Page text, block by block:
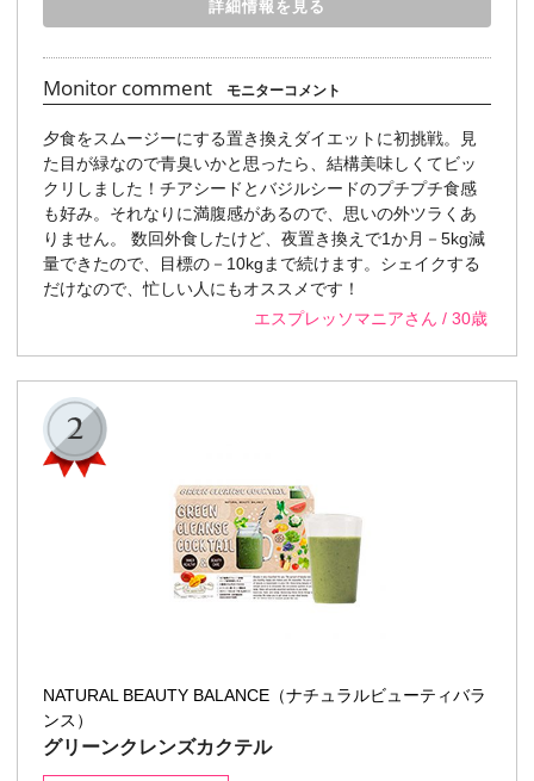
詳細情報を見る
Monitor comment モニターコメント
夕食をスムージーにする置き換えダイエットに初挑戦。見
た目が緑なので青臭いかと思ったら、結構美味しくてビッ
クリしました！チアシードとバジルシードのプチプチ食感
も好み。それなりに満腹感があるので、思いの外ツラくあ
りません。 数回外食したけど、夜置き換えで1か月－5kg減
量できたので、目標の－10kgまで続けます。シェイクする
だけなので、忙しい人にもオススメです！
エスプレッソマニアさん / 30歳
NATURAL BEAUTY BALANCE（ナチュラルビューティバラ
ンス）
グリーンクレンズカクテル